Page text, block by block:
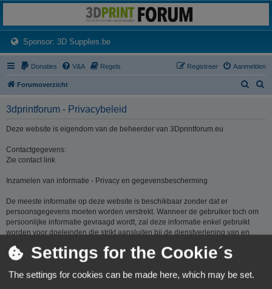
Het 3D print forum van de Benelux na de sluiting van 3dprintforum.nl
Sponsor: 3D Supplies.be(Opens a new tab)
Donaties V&A Regels Aanmelden
Registreer
Forumoverzicht
3dprintforum - Privacybeleid
Deze website is eigendom van de beheerder van 3Dprintforum.eu
Contactgegevens:
Zie contact link
Inzamelen van informatie - Privacy en gegevensbescherming
De meeste informatie op deze website is beschikbaar zonder dat er
persoonsgegevens moeten worden verstrekt. Wanneer de gebruiker toch om
persoonlijke informatie gevraagd wordt, zal deze informatie enkel gebruikt
worden voor doeleinden die strikt aansluiten bij de dienstverlening van en
registreren van een account dan wel op basis van haar gerechtvaardigd
belang om diensten te verlenen en u hiervoor te contacteren. De informatie
over u wordt u op verzoek meegedeeld. U kan deze, indien nodig, laten
Settings for the Cookie´s
The settings for cookies can be made here, which may be set.